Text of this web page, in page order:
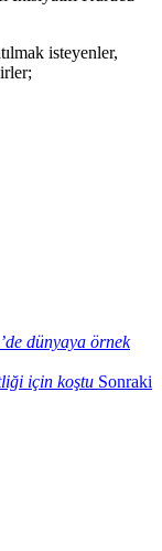
isteyenler,
dünyaya örnek
için koştu Sonraki